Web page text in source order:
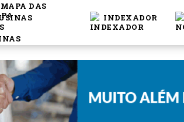
MAPA DAS
INDEXADOR